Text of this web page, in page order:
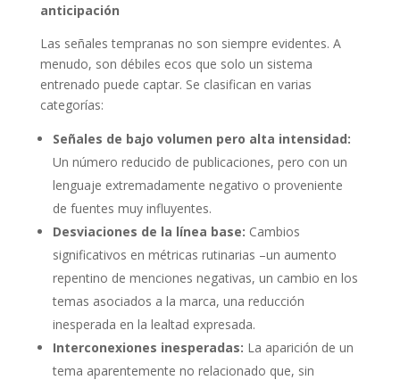
anticipación
Las señales tempranas no son siempre evidentes. A
menudo, son débiles ecos que solo un sistema
entrenado puede captar. Se clasifican en varias
categorías:
Señales de bajo volumen pero alta intensidad:
Un número reducido de publicaciones, pero con un
lenguaje extremadamente negativo o proveniente
de fuentes muy influyentes.
Desviaciones de la línea base: Cambios
significativos en métricas rutinarias –un aumento
repentino de menciones negativas, un cambio en los
temas asociados a la marca, una reducción
inesperada en la lealtad expresada.
Interconexiones inesperadas: La aparición de un
tema aparentemente no relacionado que, sin